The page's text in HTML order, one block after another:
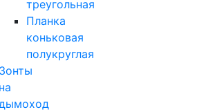
треугольная
Планка
коньковая
полукруглая
Зонты
на